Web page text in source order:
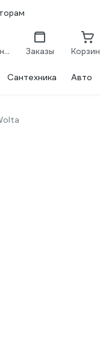
Сравнение Заказы
Сантехника Авто